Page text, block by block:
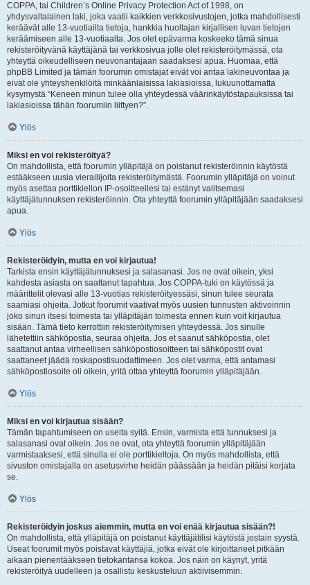
COPPA, tai Children’s Online Privacy Protection Act of 1998, on
yhdysvaltalainen laki, joka vaatii kaikkien verkkosivustojen, jotka mahdollisesti
keräävät alle 13-vuotiailta tietoja, hankkia huoltajan kirjallisen luvan tietojen
keräämiseen alle 13-vuotiaalta. Jos olet epävarma koskeeko tämä sinua
rekisteröityvänä käyttäjänä tai verkkosivua jolle olet rekisteröitymässä, ota
yhteyttä oikeudelliseen neuvonantajaan saadaksesi apua. Huomaa, että
phpBB Limited ja tämän foorumin omistajat eivät voi antaa lakineuvontaa ja
eivät ole yhteyshenkilöitä minkäänlaisissa lakiasioissa, lukuunottamatta
kysymystä “Keneen minun tulee olla yhteydessä väärinkäytöstapauksissa tai
lakiasioissa tähän foorumiin liittyen?”.
Ylös
Miksi en voi rekisteröityä?
On mahdollista, että foorumin ylläpitäjä on poistanut rekisteröinnin käytöstä
estääkseen uusia vierailijoita rekisteröitymästä. Foorumin ylläpitäjä on voinut
myös asettaa porttikiellon IP-osoitteellesi tai estänyt valitsemasi
käyttäjätunnuksen rekisteröinnin. Ota yhteyttä foorumin ylläpitäjään saadaksesi
apua.
Ylös
Rekisteröidyin, mutta en voi kirjautua!
Tarkista ensin käyttäjätunnuksesi ja salasanasi. Jos ne ovat oikein, yksi
kahdesta asiasta on saattanut tapahtua. Jos COPPA-tuki on käytössä ja
määrittelit olevasi alle 13-vuotias rekisteröityessäsi, sinun tulee seurata
saamiasi ohjeita. Jotkut foorumit vaativat myös uusien tunnusten aktivoinnin
joko sinun itsesi toimesta tai ylläpitäjän toimesta ennen kuin voit kirjautua
sisään. Tämä tieto kerrottiin rekisteröitymisen yhteydessä. Jos sinulle
lähetettiin sähköpostia, seuraa ohjeita. Jos et saanut sähköpostia, olet
saattanut antaa virheellisen sähköpostiosoitteen tai sähköpostit ovat
saattaneet jäädä roskapostisuodattimeen. Jos olet varma, että antamasi
sähköpostiosoite oli oikein, yritä ottaa yhteyttä foorumin ylläpitäjään.
Ylös
Miksi en voi kirjautua sisään?
Tämän tapahtumiseen on useita syitä. Ensin, varmista että tunnuksesi ja
salasanasi ovat oikein. Jos ne ovat, ota yhteyttä foorumin ylläpitäjään
varmistaaksesi, että sinulla ei ole porttikieltoja. On myös mahdollista, että
sivuston omistajalla on asetusvirhe heidän päässään ja heidän pitäisi korjata
se.
Ylös
Rekisteröidyin joskus aiemmin, mutta en voi enää kirjautua sisään?!
On mahdollista, että ylläpitäjä on poistanut käyttäjätilisi käytöstä jostain syystä.
Useat foorumit myös poistavat käyttäjiä, jotka eivät ole kirjoittaneet pitkään
aikaan pienentääkseen tietokantansa kokoa. Jos näin on käynyt, yritä
rekisteröityä uudelleen ja osallistu keskusteluun aktiivisemmin.